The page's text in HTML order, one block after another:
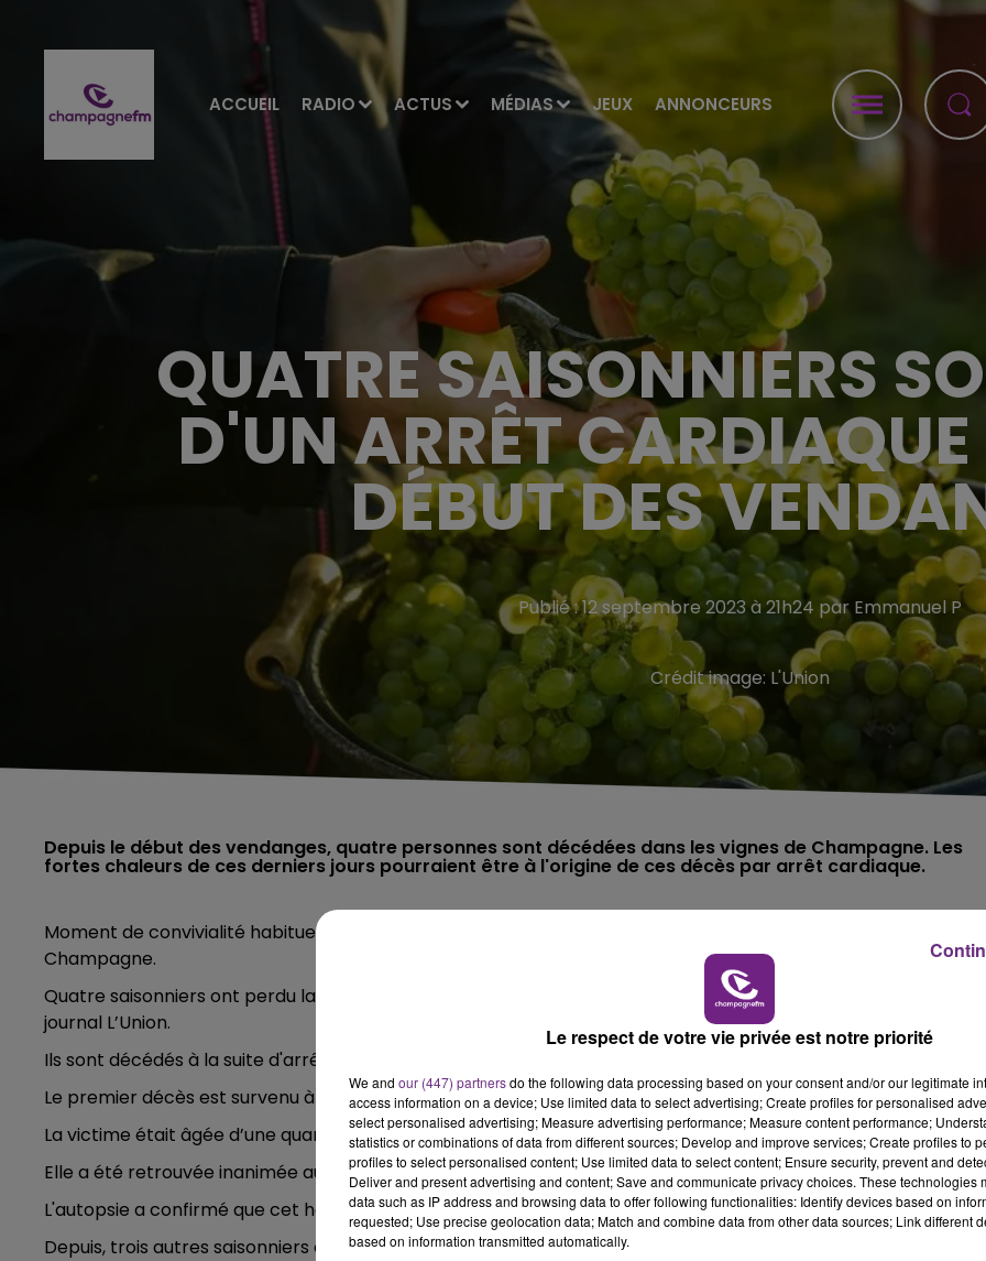
ACCUEIL RADIO ACTUS MÉDIAS JEUX ANNONCEURS
7h00 - 11h00
BEST OF
11h00 - 16h00
LE WEEK-END CHAMPAGNE FM
QUATRE SAISONNIERS
D'UN ARRÊT CARDIAQUE
DÉBUT DES
Publié : 12 septembre 2023 à 21h24 par Emmanuel P
Crédit image: L'Union
Depuis le début des vendanges, quatre personnes sont décédées dans les vignes de Champagne. Les
Moment de convivialité habituellement, les vendanges prennent une tournure dramatique cette année en
Champagne.
Quatre saisonniers ont perdu la vie depuis le début de la récolte, selon une information de nos confrères du
journal L’Union.
Ils sont décédés à la suite d'arrêts cardiaques.
Le premier décès est survenu à Vitry-en-Perthois, à côté de Vitry-le-François.
La victime était âgée d’une quarantaine d’années à peine.
Elle a été retrouvée inanimée au milieu des vignes par d’autres vendangeurs.
L'autopsie a confirmé que cet homme était bien décédé de mort naturelle.
Depuis, trois autres saisonniers ont perdu la vie, dont un âgé d’une vingtaine d’années.
Le respect de votre vie privée est notre priorité
We and our (447) partnersdo the following data processing based on your consent and/or our legitimate
access information on a device; Use limited data to select advertising; Create profiles for personalised
select personalised advertising; Measure advertising performance; Measure content performance;
statistics or combinations of data from different sources; Develop and improve services; Create profiles to
profiles to select personalised content; Use limited data to select content; Ensure security, prevent and
Deliver and present advertising and content; Save and communicate privacy choices. These technologies
data such as IP address and browsing data to offer following functionalities: Identify devices based on
requested; Use precise geolocation data; Match and combine data from other data sources; Link different
based on information transmitted automatically.